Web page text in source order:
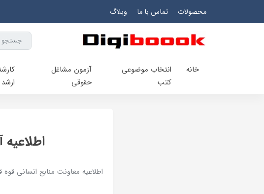
محصولات تماس با ما وبلاگ
خانه
انتخاب​ موضوعي​
کتب
آزمون مشاغل
حقوقی
ارشد
اطلاعیه
اطلاعيه‌ معاونت منابع انسانی